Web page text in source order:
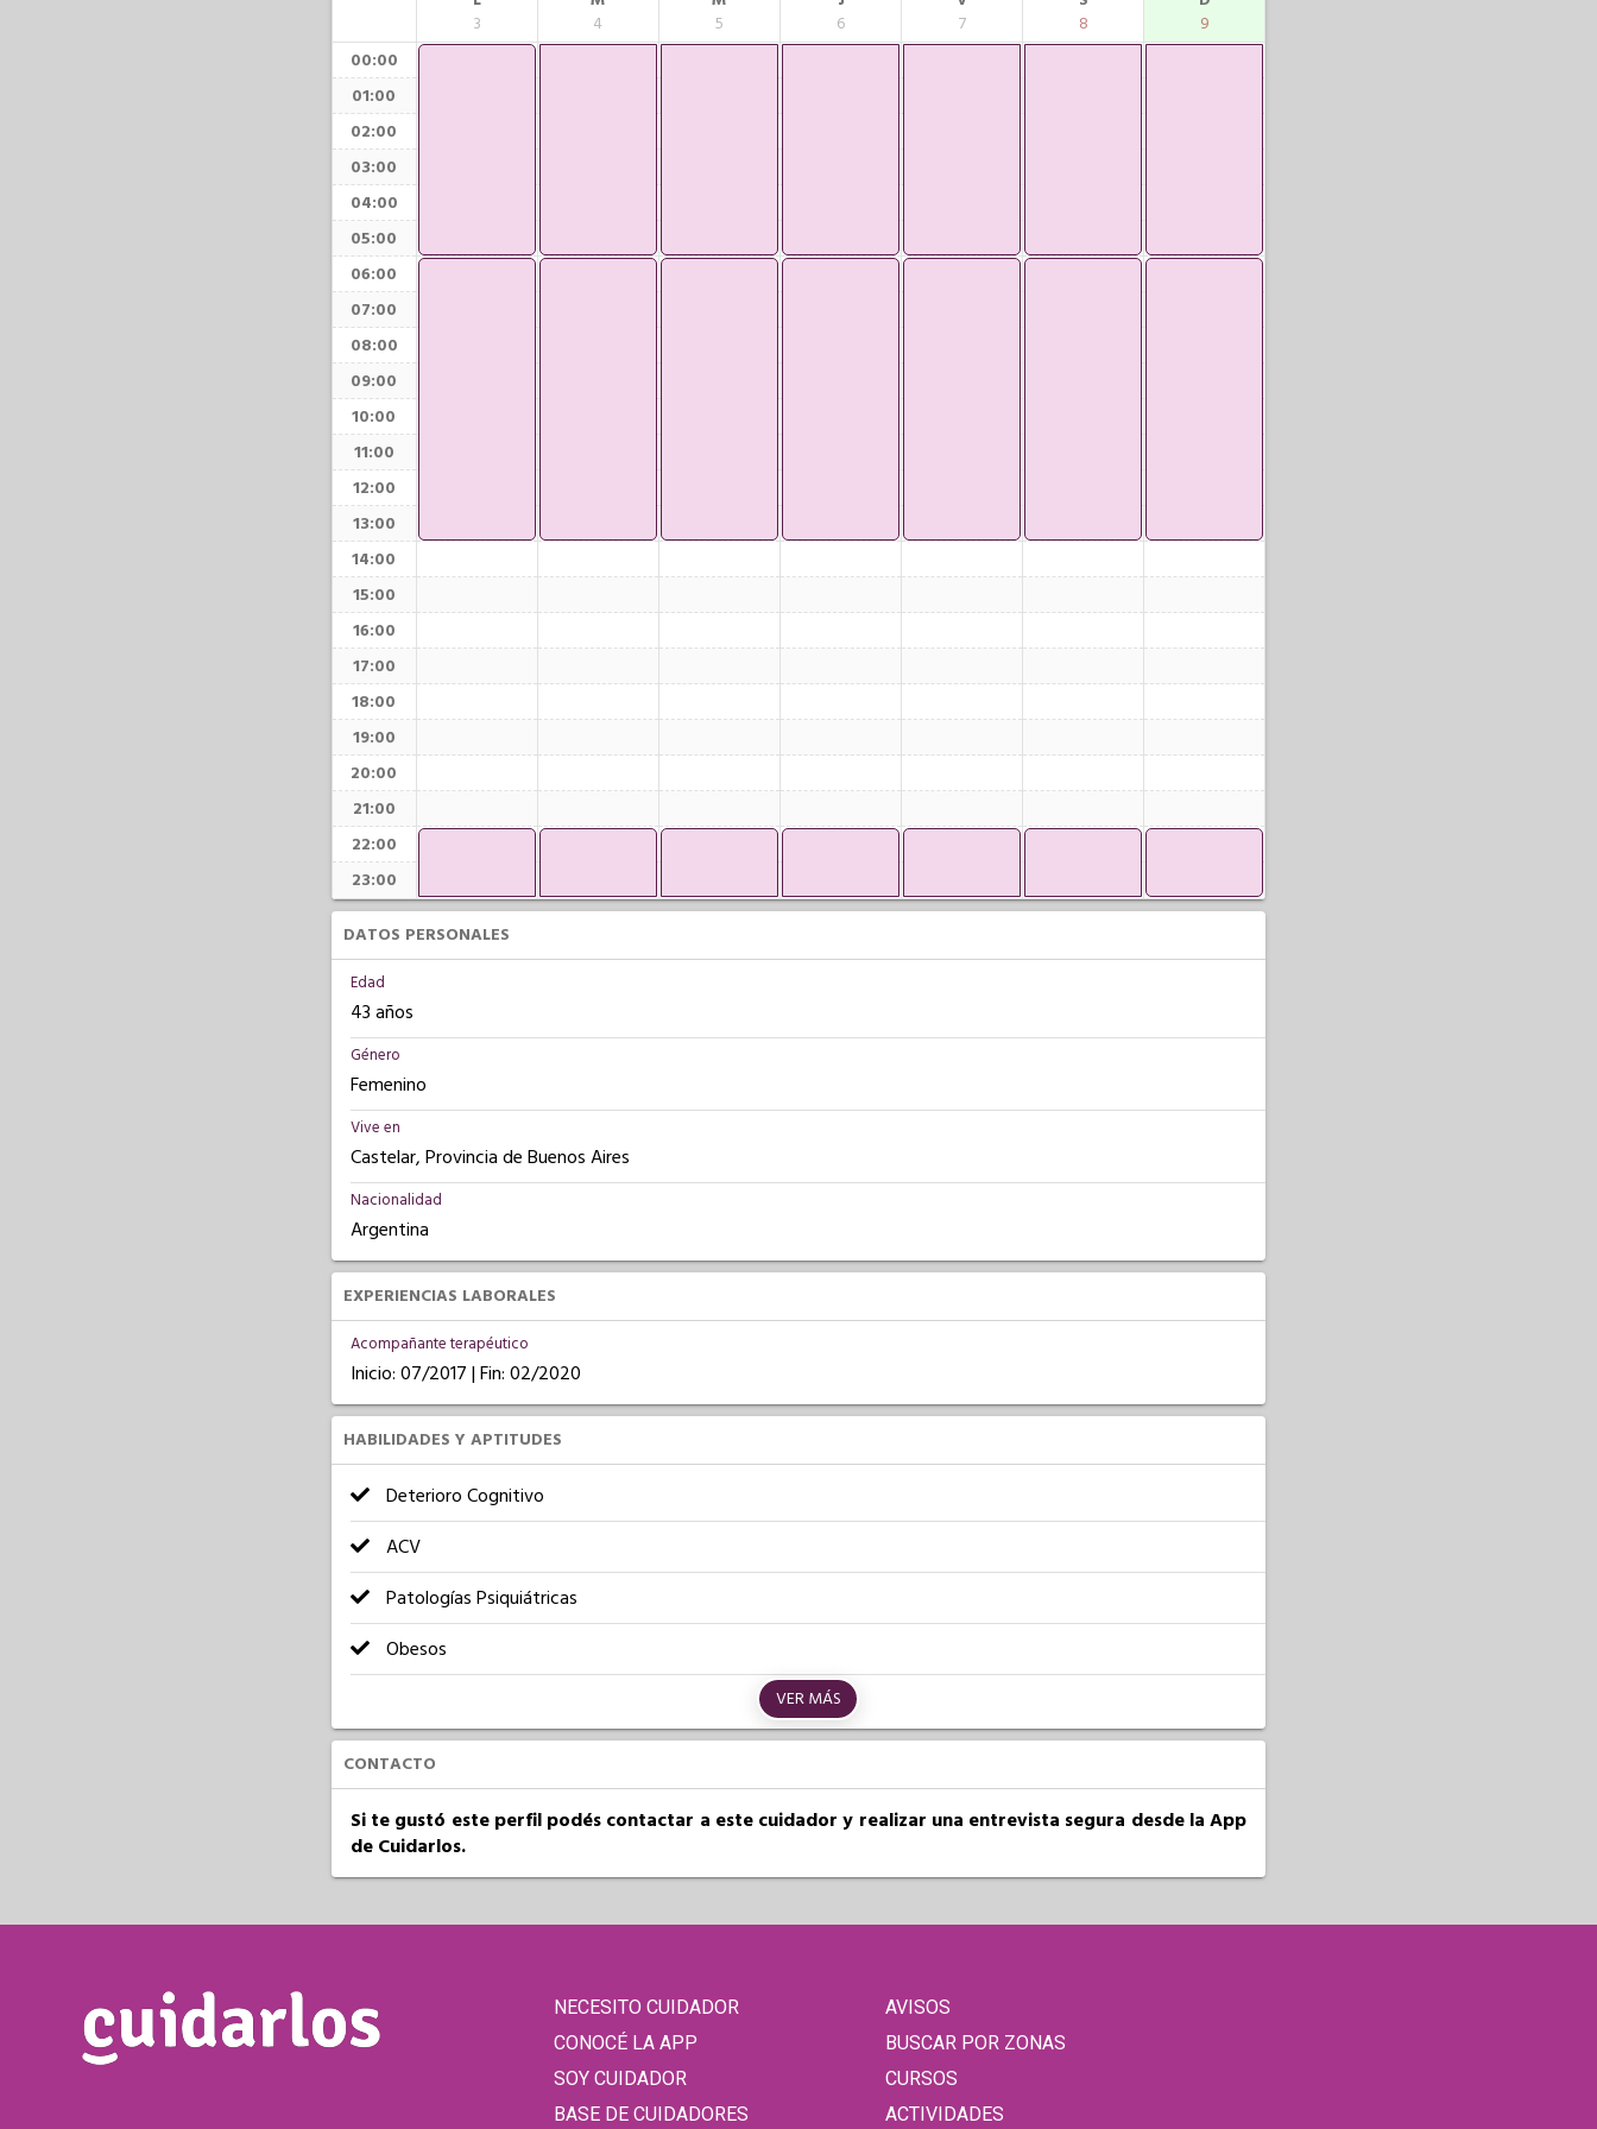
3
4
5
6
7
8
9
00:00
01:00
02:00
03:00
04:00
05:00
06:00
07:00
08:00
09:00
10:00
11:00
12:00
13:00
14:00
15:00
16:00
17:00
18:00
19:00
20:00
21:00
22:00
23:00
DATOS PERSONALES
Edad
43 años
Género
Femenino
Vive en
Castelar, Provincia de Buenos Aires
Nacionalidad
Argentina
EXPERIENCIAS LABORALES
Acompañante terapéutico
Inicio: 07/2017 | Fin: 02/2020
HABILIDADES Y APTITUDES
Deterioro Cognitivo
ACV
Patologías Psiquiátricas
Obesos
VER MÁS
CONTACTO
Si te gustó este perfil podés contactar a este cuidador y realizar una entrevista segura desde la App
de Cuidarlos.
NECESITO CUIDADOR
CONOCÉ LA APP
SOY CUIDADOR
BASE DE CUIDADORES
AVISOS
BUSCAR POR ZONAS
CURSOS
ACTIVIDADES